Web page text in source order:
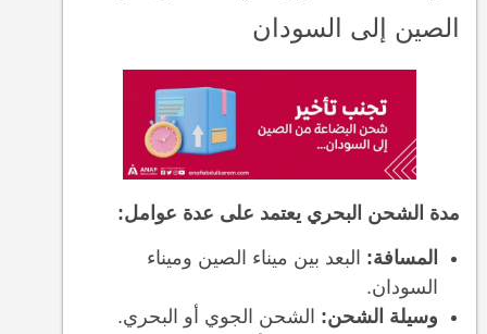
الصين إلى السودان
مدة الشحن البحري يعتمد على عدة عوامل:
المسافة: البعد بين ميناء الصين وميناء
السودان.
وسيلة الشحن: الشحن الجوي أو البحري.